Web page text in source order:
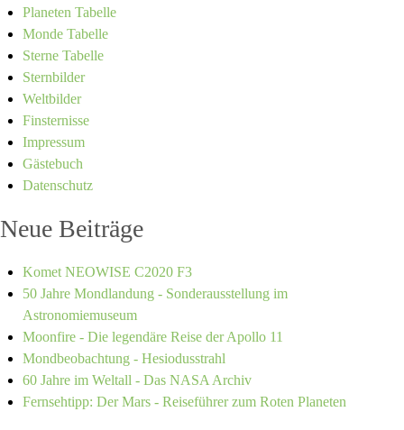
Planeten Tabelle
Monde Tabelle
Sterne Tabelle
Sternbilder
Weltbilder
Finsternisse
Impressum
Gästebuch
Datenschutz
Neue Beiträge
Komet NEOWISE C2020 F3
50 Jahre Mondlandung - Sonderausstellung im
Astronomiemuseum
Moonfire - Die legendäre Reise der Apollo 11
Mondbeobachtung - Hesiodusstrahl
60 Jahre im Weltall - Das NASA Archiv
Fernsehtipp: Der Mars - Reiseführer zum Roten Planeten